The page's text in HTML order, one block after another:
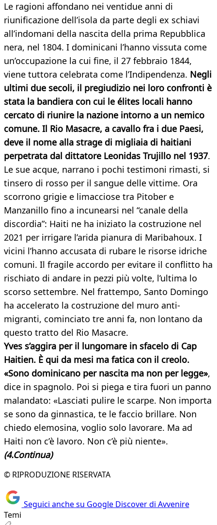
Le ragioni affondano nei ventidue anni di
riunificazione dell’isola da parte degli ex schiavi
all’indomani della nascita della prima Repubblica
nera, nel 1804. I dominicani l’hanno vissuta come
un’occupazione la cui fine, il 27 febbraio 1844,
viene tuttora celebrata come l’Indipendenza. Negli
ultimi due secoli, il pregiudizio nei loro confronti è
stata la bandiera con cui le élites locali hanno
cercato di riunire la nazione intorno a un nemico
comune. Il Rio Masacre, a cavallo fra i due Paesi,
deve il nome alla strage di migliaia di haitiani
perpetrata dal dittatore Leonidas Trujillo nel 1937.
Le sue acque, narrano i pochi testimoni rimasti, si
tinsero di rosso per il sangue delle vittime. Ora
scorrono grigie e limacciose tra Pitober e
Manzanillo fino a incunearsi nel “canale della
discordia”: Haiti ne ha iniziato la costruzione nel
2021 per irrigare l’arida pianura di Maribahoux. I
vicini l’hanno accusata di rubare le risorse idriche
comuni. Il fragile accordo per evitare il conflitto ha
rischiato di andare in pezzi più volte, l’ultima lo
scorso settembre. Nel frattempo, Santo Domingo
ha accelerato la costruzione del muro anti-
migranti, cominciato tre anni fa, non lontano da
questo tratto del Rio Masacre.
Yves s’aggira per il lungomare in sfacelo di Cap
Haitien. È qui da mesi ma fatica con il creolo.
«Sono dominicano per nascita ma non per legge»,
dice in spagnolo. Poi si piega e tira fuori un panno
malandato: «Lasciati pulire le scarpe. Non importa
se sono da ginnastica, te le faccio brillare. Non
chiedo elemosina, voglio solo lavorare. Ma ad
Haiti non c’è lavoro. Non c’è più niente».
(4.Continua)
© RIPRODUZIONE RISERVATA
Seguici anche su Google Discover di Avvenire
Temi